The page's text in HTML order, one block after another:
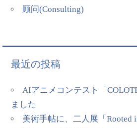
顾问(Consulting)
最近の投稿
AIアニメコンテスト「
ました
美術手帖に、二人展「Rooted